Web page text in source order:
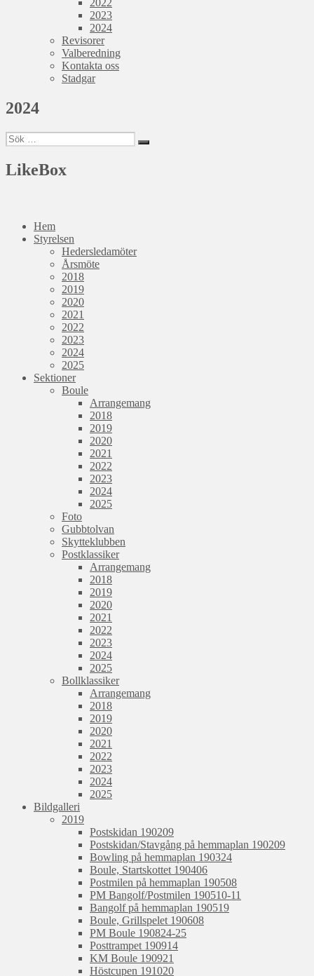
2022
2023
2024
Revisorer
Valberedning
Kontakta oss
Stadgar
2024
Sök
efter:
Sök
LikeBox
Hem
Styrelsen
Hedersledamöter
Årsmöte
2018
2019
2020
2021
2022
2023
2024
2025
Sektioner
Boule
Arrangemang
2018
2019
2020
2021
2022
2023
2024
2025
Foto
Gubbtolvan
Skytteklubben
Postklassiker
Arrangemang
2018
2019
2020
2021
2022
2023
2024
2025
Bollklassiker
Arrangemang
2018
2019
2020
2021
2022
2023
2024
2025
Bildgalleri
2019
Postskidan 190209
Postskidan/Stavgång på hemmaplan 190209
Bowling på hemmaplan 190324
Boule, Startskottet 190406
Postmilen på hemmaplan 190508
PM Bangolf/Postmilen 190510-11
Bangolf på hemmaplan 190519
Boule, Grillspelet 190608
PM Boule 190824-25
Posttrampet 190914
KM Boule 190921
Höstcupen 191020